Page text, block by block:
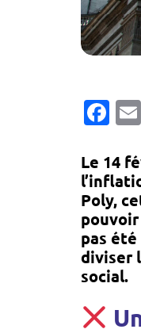
Le 14
Poly,
pas
diviser
social.